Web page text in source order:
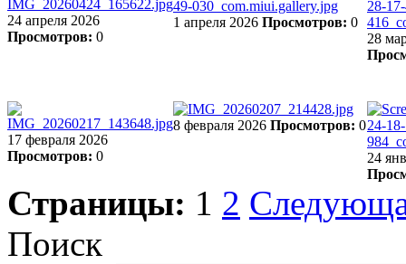
24 апреля 2026
Просмотров: 0
1 апреля 2026 Просмотров: 0
28
17 февраля 2026
Просмотров: 0
8 февраля 2026 Просмотров: 0
24
Страницы: 1 2
Поиск